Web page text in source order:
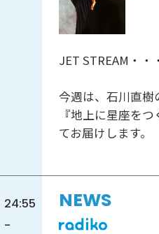
JET STREAM・・
今週は、石川直樹
『地上に星座を
てお届けします。
24:55
-
NEWS